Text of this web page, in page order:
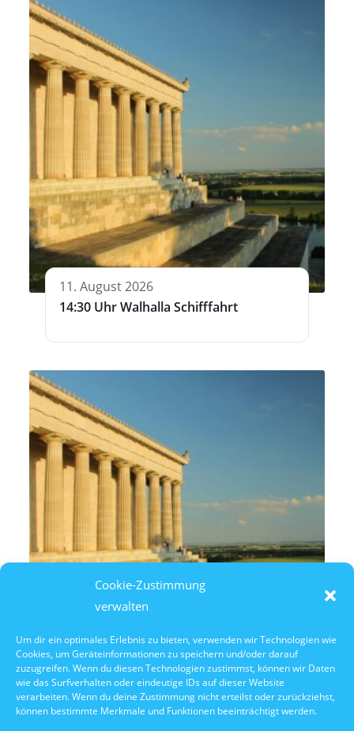
Cookie-Zustimmung
verwalten
Um dir ein optimales Erlebnis zu bieten, verwenden wir Technologien wie
Cookies, um Geräteinformationen zu speichern und/oder darauf
zuzugreifen. Wenn du diesen Technologien zustimmst, können wir Daten
wie das Surfverhalten oder eindeutige IDs auf dieser Website
verarbeiten. Wenn du deine Zustimmung nicht erteilst oder zurückziehst,
können bestimmte Merkmale und Funktionen beeinträchtigt werden.
11. August 2026
14:30 Uhr Walhalla Schifffahrt
10. Oktober 2026
10:30 Uhr Walhalla Schifffahrt